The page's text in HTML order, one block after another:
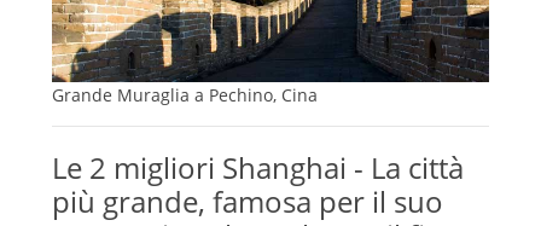
Grande Muraglia a Pechino, Cina
Le 2 migliori Shanghai - La città
più grande, famosa per il suo